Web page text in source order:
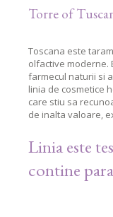
Torre of
Toscana este
olfactive moderne.
farmecul naturii si
linia de cosmetice
care stiu sa
de inalta valoare,
Linia este
contine